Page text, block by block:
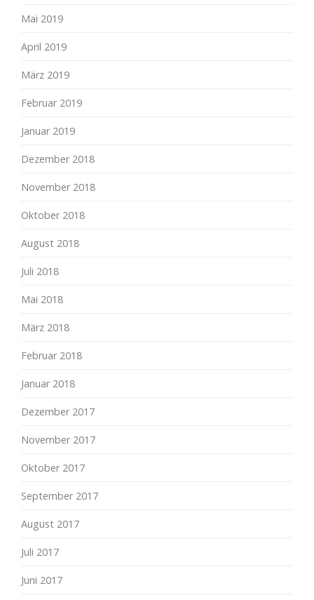
Mai 2019
April 2019
März 2019
Februar 2019
Januar 2019
Dezember 2018
November 2018
Oktober 2018
August 2018
Juli 2018
Mai 2018
März 2018
Februar 2018
Januar 2018
Dezember 2017
November 2017
Oktober 2017
September 2017
August 2017
Juli 2017
Juni 2017